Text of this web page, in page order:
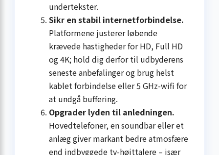
undertekster.
Sikr en stabil internetforbindelse.
Platformene justerer løbende
krævede hastigheder for HD, Full HD
og 4K; hold dig derfor til udbyderens
seneste anbefalinger og brug helst
kablet forbindelse eller 5 GHz-wifi for
at undgå buffering.
Opgrader lyden til anledningen.
Hovedtelefoner, en soundbar eller et
anlæg giver markant bedre atmosfære
end indbyggede tv-højttalere – især